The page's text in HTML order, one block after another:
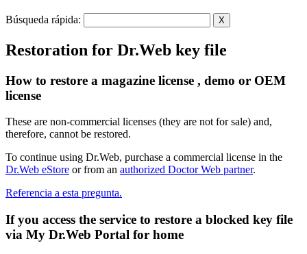
Búsqueda rápida: X
Restoration for Dr.Web key file
How to restore a magazine license , demo or OEM
license
These are non-commercial licenses (they are not for sale) and,
therefore, cannot be restored.
To continue using Dr.Web, purchase a commercial license in the
Dr.Web eStore or from an authorized Doctor Web partner.
Referencia a esta pregunta.
If you access the service to restore a blocked key file
via My Dr.Web Portal for home